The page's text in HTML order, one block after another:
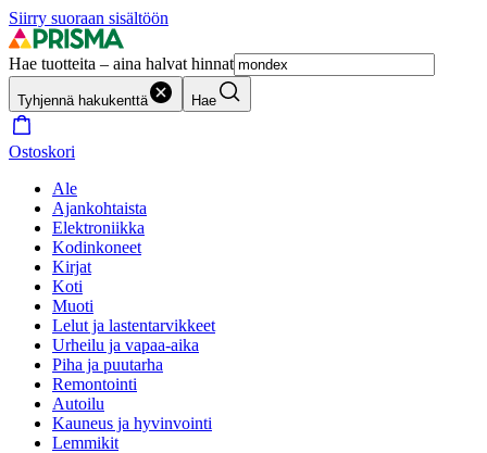
Siirry suoraan sisältöön
Hae tuotteita – aina halvat hinnat
Tyhjennä hakukenttä Hae
Ostoskori
Ale
Ajankohtaista
Elektroniikka
Kodinkoneet
Kirjat
Koti
Muoti
Lelut ja lastentarvikkeet
Urheilu ja vapaa-aika
Piha ja puutarha
Remontointi
Autoilu
Kauneus ja hyvinvointi
Lemmikit